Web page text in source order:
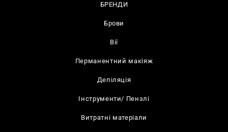
БРЕНДИ
Брови
Вії
Перманентний макіяж
Депіляція
Інструменти/ Пензлі
Витратні матеріали